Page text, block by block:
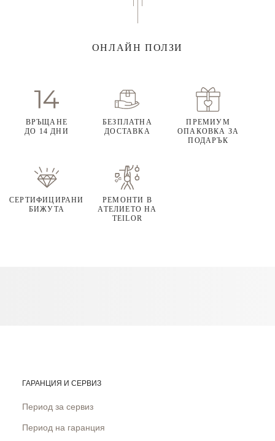
ОНЛАЙН ПОЛЗИ
ВРЪЩАНЕ
ДО 14 ДНИ
БЕЗПЛАТНА
ДОСТАВКА
ПРЕМИУМ
ОПАКОВКА ЗА
ПОДАРЪК
СЕРТИФИЦИРАНИ
БИЖУТА
РЕМОНТИ В
АТЕЛИЕТО НА
TEILOR
ГАРАНЦИЯ И СЕРВИЗ
Период за сервиз
Период на гаранция